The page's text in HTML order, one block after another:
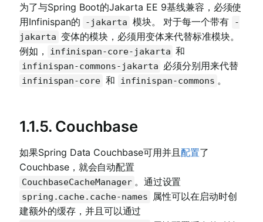
为了与Spring Boot的Jakarta EE 9基线兼容，必须使
用Infinispan的
-jakarta 模块。 对于每一个带有
-
jakarta 变体的模块，必须用变体来代替标准模块。
例如，
infinispan-core-jakarta 和
infinispan-commons-jakarta 必须分别用来代替
infinispan-core 和 infinispan-commons 。
1.1.5. Couchbase
如果Spring Data Couchbase可用并且 配置了
Couchbase，就会自动配置
CouchbaseCacheManager 。通过设置
spring.cache.cache-names
属性可以在启动时创
建额外的缓存，并且可以通过